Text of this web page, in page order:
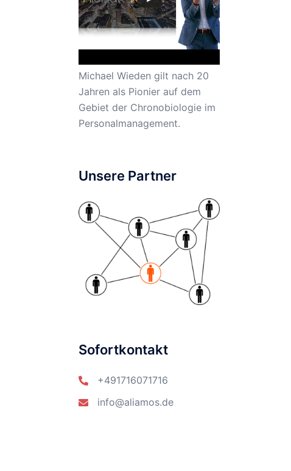
Michael Wieden gilt nach 20
Jahren als Pionier auf dem
Gebiet der Chronobiologie im
Personalmanagement.
Unsere Partner
Sofortkontakt
+491716071716
info@aliamos.de